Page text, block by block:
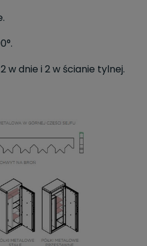
w dnie i 2 w ścianie tylnej.